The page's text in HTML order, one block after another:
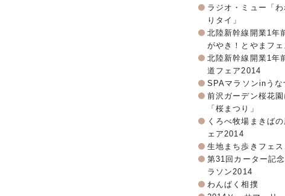
ラジオ・ミュー「わ
りタイ」
北陸新幹線開業1年
がやき！とやまフェ
北陸新幹線開業1年
道フェア2014
SPAマラソンinう
前沢ガーデン桜花園
「桜まつり」
くろべ牧場まきば
ェア2014
生地まち歩きフェス
第31回カーター記
ラソン2014
わんぱく相撲